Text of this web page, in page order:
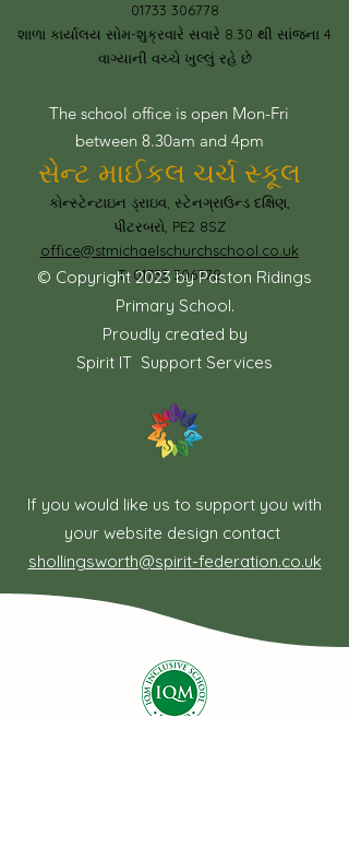
01733 306778
શાળા કાર્યાલય સોમ-શુક્રવારે સવારે 8.30 થી સાંજના 4
વાગ્યાની વચ્ચે ખુલ્લું રહે છે
The school office is open Mon-Fri
between 8.30am and 4pm
સેન્ટ માઈકલ ચર્ચ સ્કૂલ
કોન્સ્ટેન્ટાઇન ડ્રાઇવ, સ્ટેનગ્રાઉન્ડ દક્ષિણ,
પીટરબરો, PE2 8SZ
office@stmichaelschurchschool.co.uk
T:01733 306778
© Copyright 2023 by Paston Ridings
Primary School.
Proudly created by
Spirit IT Support Services
If you would like us to support you with
your website design contact
shollingsworth@spirit-federation.co.uk